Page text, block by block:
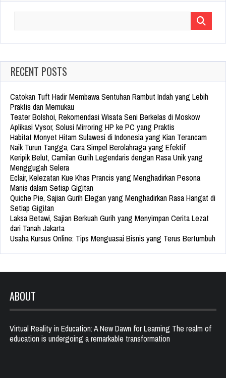
RECENT POSTS
Catokan Tuft Hadir Membawa Sentuhan Rambut Indah yang Lebih
Praktis dan Memukau
Teater Bolshoi, Rekomendasi Wisata Seni Berkelas di Moskow
Aplikasi Vysor, Solusi Mirroring HP ke PC yang Praktis
Habitat Monyet Hitam Sulawesi di Indonesia yang Kian Terancam
Naik Turun Tangga, Cara Simpel Berolahraga yang Efektif
Keripik Belut, Camilan Gurih Legendaris dengan Rasa Unik yang
Menggugah Selera
Eclair, Kelezatan Kue Khas Prancis yang Menghadirkan Pesona
Manis dalam Setiap Gigitan
Quiche Pie, Sajian Gurih Elegan yang Menghadirkan Rasa Hangat di
Setiap Gigitan
Laksa Betawi, Sajian Berkuah Gurih yang Menyimpan Cerita Lezat
dari Tanah Jakarta
Usaha Kursus Online: Tips Menguasai Bisnis yang Terus Bertumbuh
ABOUT
Virtual Reality in Education: A New Dawn for Learning The realm of
education is undergoing a remarkable transformation